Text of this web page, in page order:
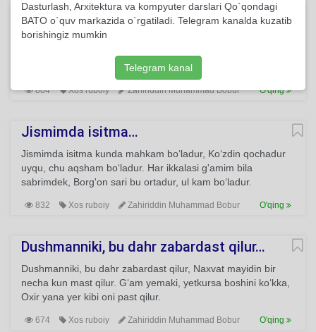
Hajri aro orom-u qarorim yo‘qtur…
Hajri aro orom-u qarorim yo‘qtur, Vasliga yetarga ixtiyorim
deyinki, g'amgusorim yo‘qtur.
804 Xos ruboiy Zahiriddin Muhammad Bobur O'qing
Jismimda isitma…
Jismimda isitma kunda mahkam bo‘ladur, Ko‘zdin qochadur
uyqu, chu aqsham bo‘ladur. Har ikkalasi g'amim bila
sabrimdek, Borg'on sari bu ortadur, ul kam bo‘ladur.
832 Xos ruboiy Zahiriddin Muhammad Bobur O'qing
Dushmanniki, bu dahr zabardast qilur…
Dushmanniki, bu dahr zabardast qilur, Naxvat mayidin bir
necha kun mast qilur. G‘am yemaki, yetkursa boshini ko‘kka,
Oxir yana yer kibi oni past qilur.
674 Xos ruboiy Zahiriddin Muhammad Bobur O'qing
Dasturlash, Arxitektura va kompyuter darslari Qo`qondagi
BATO o`quv markazida o`rgatiladi. Telegram kanalda kuzatib
borishingiz mumkin
Telegram kanal